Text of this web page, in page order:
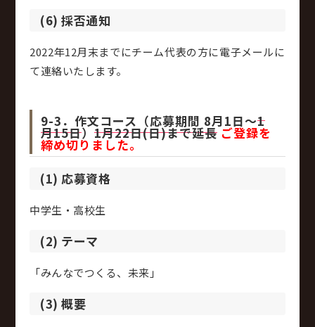
(6) 採否通知
2022年12月末までにチーム代表の方に電子メールに
て連絡いたします。
9-3．作文コース（応募期間 8月1日～1
月15日）1月22日(日)まで延長 ご登録を
締め切りました。
(1) 応募資格
中学生・高校生
(2) テーマ
「みんなでつくる、未来」
(3) 概要